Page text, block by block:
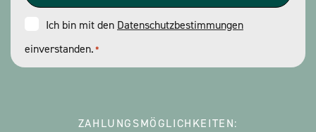
Consent
*
Ich bin mit den Datenschutzbestimmungen
einverstanden.*
ZAHLUNGSMÖGLICHKEITEN: